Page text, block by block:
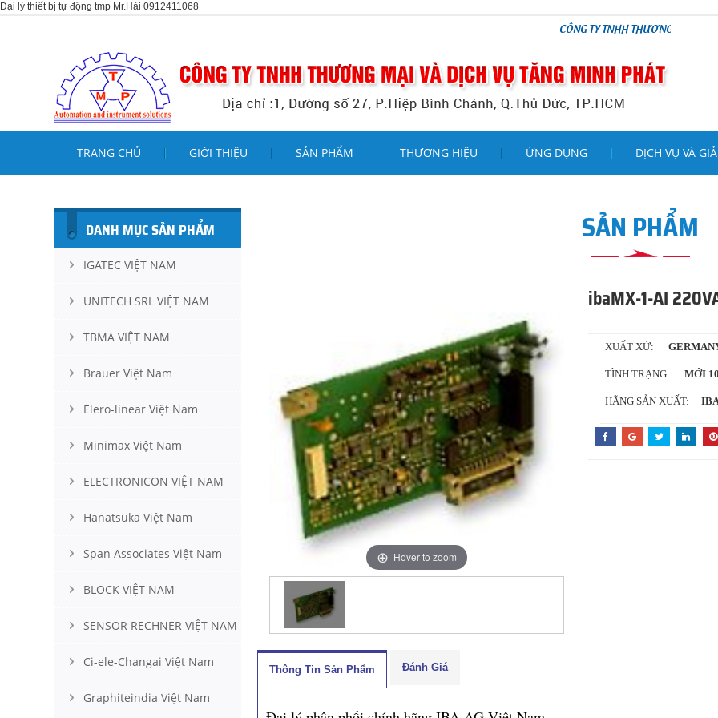
Đại lý thiết bị tự động tmp Mr.Hải 0912411068
CÔNG TY TNHH THƯƠNG MẠI VÀ DỊCH VỤ TĂNG
TRANG CHỦ GIỚI THIỆU SẢN PHẨM THƯƠNG HIỆU ỨNG DỤNG DỊCH VỤ VÀ
DANH MỤC SẢN PHẨM
IGATEC VIỆT NAM
UNITECH SRL VIỆT NAM
TBMA VIỆT NAM
Brauer Việt Nam
Elero-linear Việt Nam
Minimax Việt Nam
ELECTRONICON VIỆT NAM
Hanatsuka Việt Nam
Span Associates Việt Nam
BLOCK VIỆT NAM
SENSOR RECHNER VIỆT NAM
Ci-ele-Changai Việt Nam
Graphiteindia Việt Nam
SẢN PHẨM
Hover to zoom
ibaMX-1-AI
XUẤT XỨ:
TÌNH TRẠNG:MỚI
HÃNG SẢN XUẤT:
Thông Tin Sản Phẩm Đánh Giá